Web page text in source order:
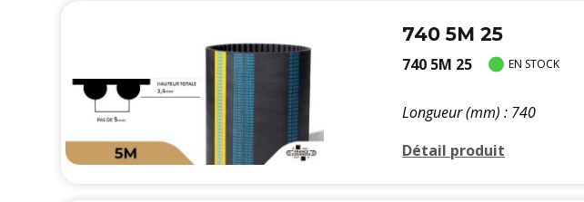
740 5M 25
740 5M 25 EN STOCK
Longueur (mm) : 740
Détail produit